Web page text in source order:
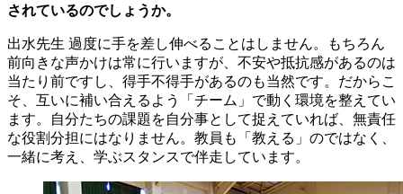
されているのでしょうか。
出水先生 過度に手を差し伸べることはしません。もちろん
前向きな声かけは常に行いますが、不安や抵抗感があるのは
当たり前ですし、得手不得手があるのも当然です。だからこ
そ、互いに補い合えるよう「チーム」で動く環境を整えてい
ます。自分たちの課題を自分事として捉えていれば、無責任
な役割分担にはなりません。教員も「教える」のではなく、
一緒に考え、学ぶスタンスで伴走しています。